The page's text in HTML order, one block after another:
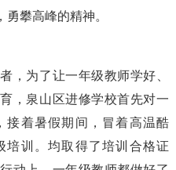
攀高峰的精神。
，为了让一年级教师学好、
，泉山区进修学校首先对一
接着暑假期间，冒着高温酷
培训。均取得了培训合格证